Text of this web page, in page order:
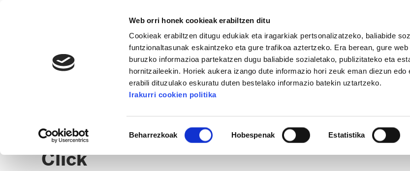
Web orri honek cookieak erabiltzen ditu
Cookieak erabiltzen ditugu edukiak eta iragarkiak pertsonalizatzeko, baliabide
funtzionaltasunak eskaintzeko eta gure trafikoa aztertzeko. Era berean, gure
buruzko informazioa partekatzen dugu baliabide sozialetako, publizitateko eta
hornitzaileekin. Horiek aukera izango dute informazio hori zeuk eman diezun edo
erabili dituzulako eskuratu duten bestelako informazio batekin uztartzeko.
Irakurri cookien politika
Beharrezkoak Hobespenak Estatistika
ESKUMALDEA
Click